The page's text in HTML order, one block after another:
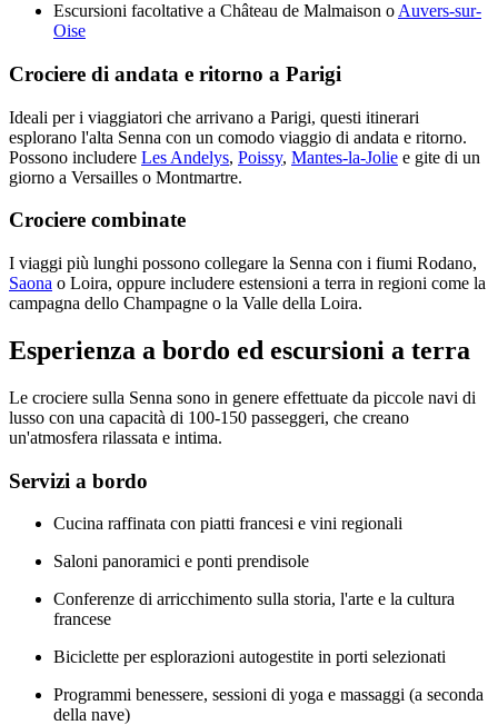
Escursioni facoltative a Château de Malmaison o Auvers-sur-
Oise
Crociere di andata e ritorno a Parigi
Ideali per i viaggiatori che arrivano a Parigi, questi itinerari
esplorano l'alta Senna con un comodo viaggio di andata e ritorno.
Possono includere Les Andelys, Poissy, Mantes-la-Jolie e gite di un
giorno a Versailles o Montmartre.
Crociere combinate
I viaggi più lunghi possono collegare la Senna con i fiumi Rodano,
Saona o Loira, oppure includere estensioni a terra in regioni come la
campagna dello Champagne o la Valle della Loira.
Esperienza a bordo ed escursioni a terra
Le crociere sulla Senna sono in genere effettuate da piccole navi di
lusso con una capacità di 100-150 passeggeri, che creano
un'atmosfera rilassata e intima.
Servizi a bordo
Cucina raffinata con piatti francesi e vini regionali
Saloni panoramici e ponti prendisole
Conferenze di arricchimento sulla storia, l'arte e la cultura
francese
Biciclette per esplorazioni autogestite in porti selezionati
Programmi benessere, sessioni di yoga e massaggi (a seconda
della nave)